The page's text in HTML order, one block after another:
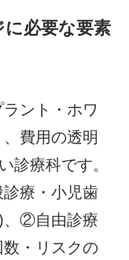
必要な要素
ント・ホワ
費用の透明
診療科です。
療・小児歯
、②自由診療
・リスクの